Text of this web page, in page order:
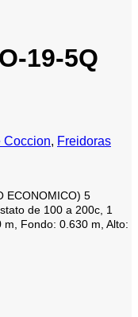
19-5Q
Coccion, Freidoras
ECONOMICO) 5
de 100 a 200c, 1
Fondo: 0.630 m, Alto: